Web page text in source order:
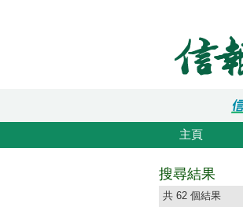
主頁
搜尋結果
共 62 個結果